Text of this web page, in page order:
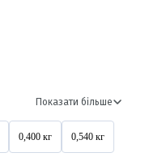
Показати більше
0,400 кг 0,540 кг